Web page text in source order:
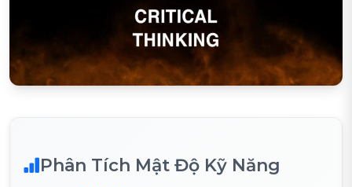
Phân Tích Mật Độ Kỹ Năng